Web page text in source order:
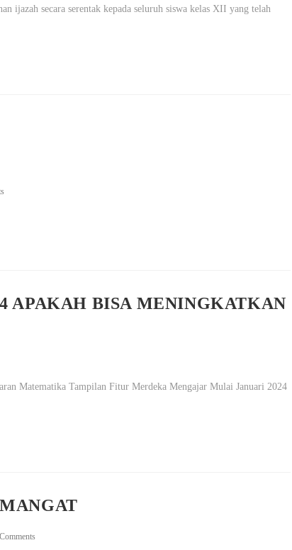
ijazah secara serentak kepada seluruh siswa kelas XII yang telah
APAKAH BISA MENINGKATKAN
Matematika Tampilan Fitur Merdeka Mengajar Mulai Januari 2024